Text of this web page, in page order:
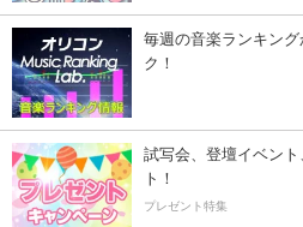
毎週の音楽ランキン
ク！
試写会、登壇イベン
ト！
プレゼント特集